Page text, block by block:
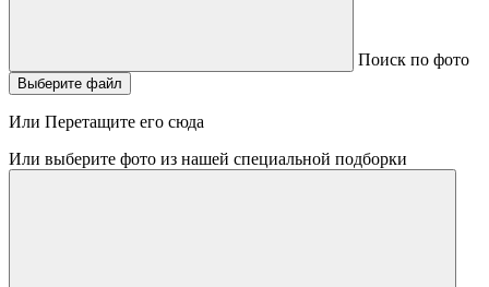
Поиск по фото
Выберите файл
Или Перетащите его сюда
Или выберите фото из нашей специальной подборки